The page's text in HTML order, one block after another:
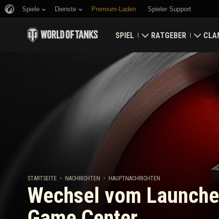
Spiele Dienste Premium-Laden Spieler Support
SPIEL
Jetzt herunterladen
Bonuscodes einlösen
Neuigkeiten
Wertungen
Panzerkunde
Musik
RATGEBER
Ratgeber für
Allgemeiner Ratgeber
Spielwirtschaft
Richtlinien zum
Wargaming.net Game
STARTSEITE NACHRICHTEN HAUPTNACHRICHTEN
Wechsel vom